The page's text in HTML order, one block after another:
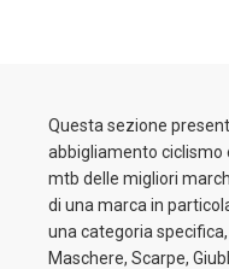
Questa sezione
abbigliamento ciclismo
mtb delle migliori
di una marca in
una categoria
Maschere, Scarpe,